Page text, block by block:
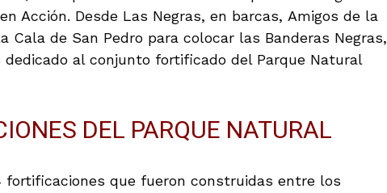
Acción. Desde Las Negras, en barcas, Amigos de la
Cala de San Pedro para colocar las Banderas Negras,
dedicado al conjunto fortificado del Parque Natural
DEL PARQUE NATURAL
fortificaciones que fueron construidas entre los